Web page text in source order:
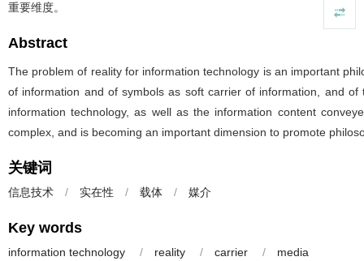
重要维度。
Abstract
The problem of reality for information technology is an important
of information and of symbols as soft carrier of information, and
information technology, as well as the information content
complex, and is becoming an important dimension to promote
关键词
信息技术 / 实在性 / 载体 / 媒介
Key words
information technology / reality / carrier / media